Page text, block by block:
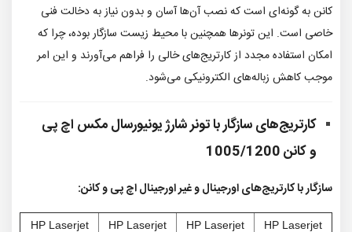
کانن به گونه‌ای است که نصب آن‌ها آسان و بدون نیاز به دخالت فنی
خاصی است. این تونرها همچنین با محیط زیست سازگار بوده، چرا که
امکان استفاده مجدد از کارتریج‌های خالی را فراهم می‌آورند و این امر
موجب کاهش زباله‌های الکترونیکی می‌شود.
کارتریج‌های سازگار باتونر شارژ یونیورسال مکس اچ پی
و کانن 1005/1200
سازگار با کارتریج‌های اورجینال و غیر اورجینال اچ پی و کانن:
HP Laserjet
HP Laserjet
HP Laserjet
HP Laserjet